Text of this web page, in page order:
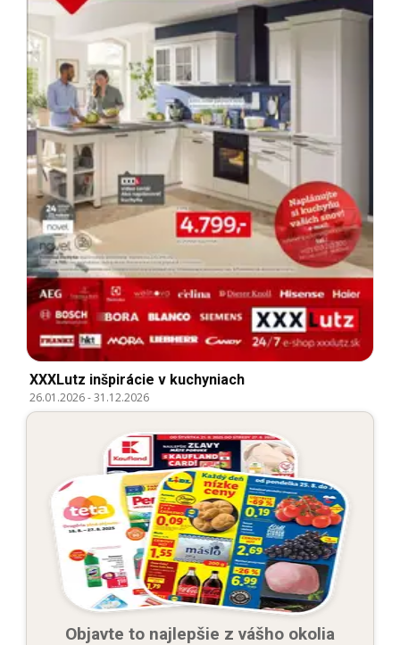
XXXLutz inšpirácie v kuchyniach
26.01.2026-31.12.2026
Objavte to najlepšie z vášho okolia